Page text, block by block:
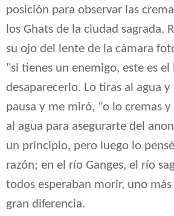
posición para observar las
los Ghats de la ciudad sagrada.
su ojo del lente de la cámara
"si tienes un enemigo, este es
desaparecerlo. Lo tiras al agua y
pausa y me miró, “o lo cremas y
al agua para asegurarte del
un principio, pero luego lo
razón; en el río Ganges, el río
todos esperaban morir, uno
gran diferencia.